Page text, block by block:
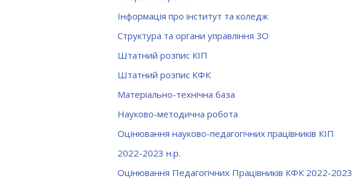
Інформація про інститут та коледж
Структура та органи управління ЗО
Штатний розпис КІП
Штатний розпис КФК
Матеріально-технічна база
Науково-методична робота
Оцінювання науково-педагогічних працівників КІП
2022-2023 н.р.
Оцінювання Педагогічних Працівників КФК 2022-2023